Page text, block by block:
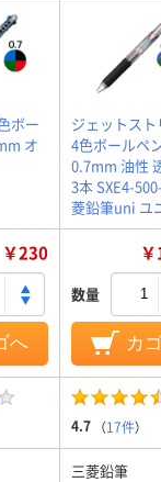
ボー
オ
ジェットス
4色ボールペ
0.7mm 油性
3本 SXE4-
菱鉛筆uni ユ
￥230
へ
数量
カ
4.7 （17件）
三菱鉛筆